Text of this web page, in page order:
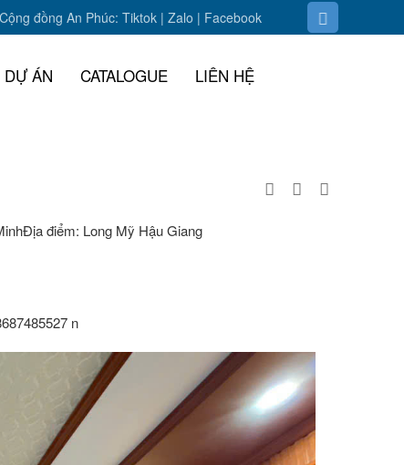
Cộng đồng An Phúc: Tiktok | Zalo | Facebook
DỰ ÁN CATALOGUE LIÊN HỆ
điểm: Long Mỹ Hậu Giang